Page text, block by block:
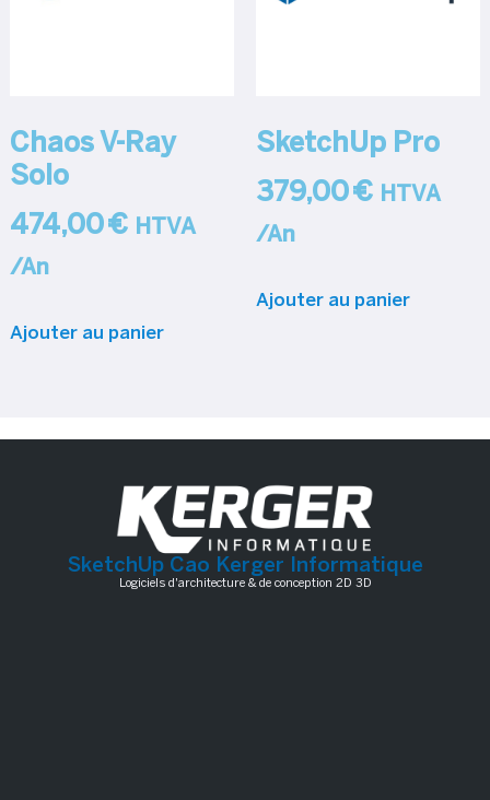
Chaos V-Ray
Solo
474,00€ HTVA
/An
Ajouter au panier
SketchUp Pro
379,00€ HTVA
/An
Ajouter au panier
SketchUp Cao Kerger Informatique
Logiciels d'architecture & de conception 2D 3D